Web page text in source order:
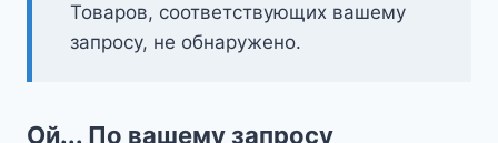
Товаров, соответствующих вашему
запросу, не обнаружено.
Ой... По вашему запросу